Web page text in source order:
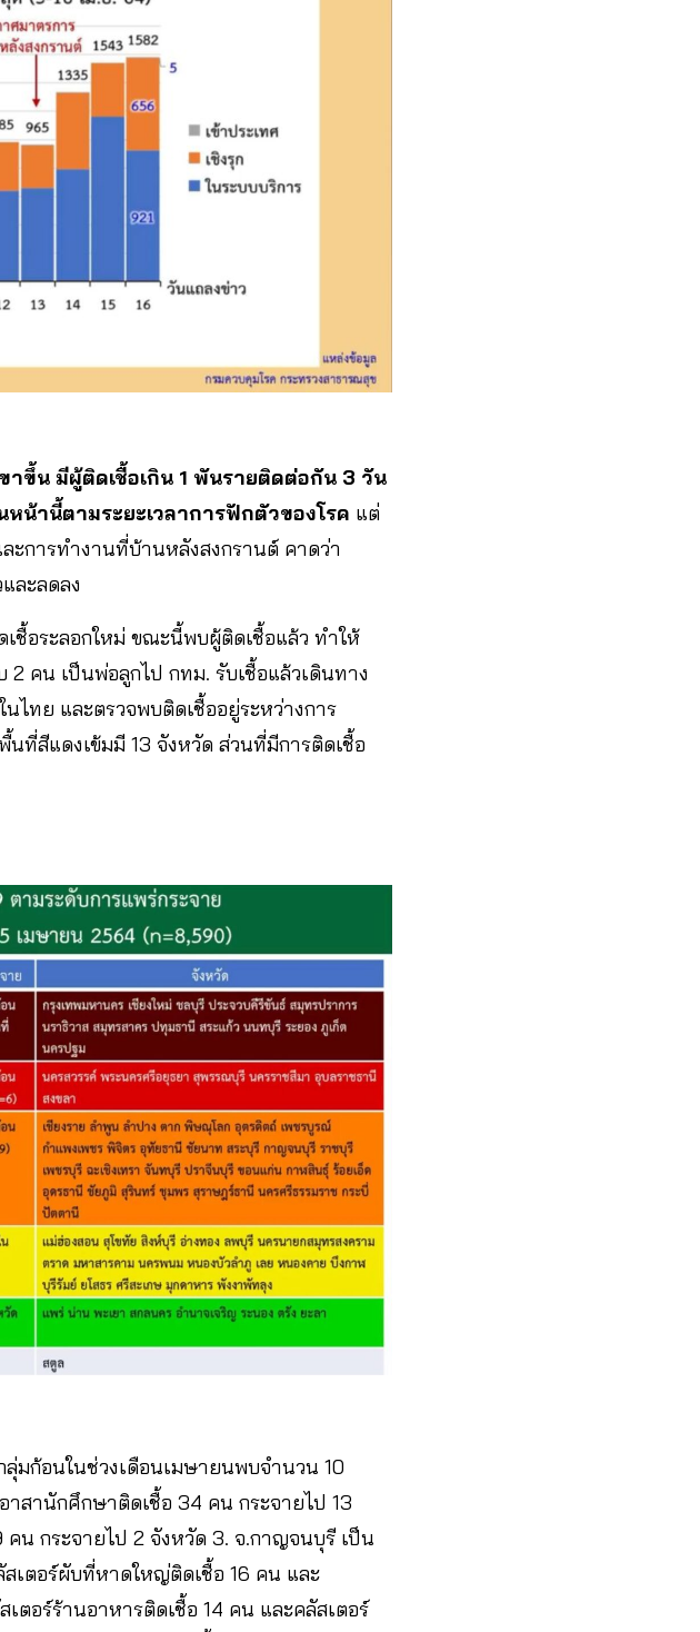
ขึ้น มีผู้ติดเชื้อเกิน 1 พันรายติดต่อกัน 3 วัน
น้านี้ตามระยะเวลาการฟักตัวของโรค แต่
ะการทำงานที่บ้านหลังสงกรานต์ คาดว่า
ละลดลง
ชื้อระลอกใหม่ ขณะนี้พบผู้ติดเชื้อแล้ว ทำให้
2 คน เป็นพ่อลูกไป กทม. รับเชื้อแล้วเดินทาง
ทย และตรวจพบติดเชื้ออยู่ระหว่างการ
ที่สีแดงเข้มมี 13 จังหวัด ส่วนที่มีการติดเชื้อ
มก้อนในช่วงเดือนเมษายนพบจำนวน 10
าสานักศึกษาติดเชื้อ 34 คน กระจายไป 13
คน กระจายไป 2 จังหวัด 3. จ.กาญจนบุรี เป็น
สเตอร์ผับที่หาดใหญ่ติดเชื้อ 16 คน และ
ตอร์ร้านอาหารติดเชื้อ 14 คน และคลัสเตอร์